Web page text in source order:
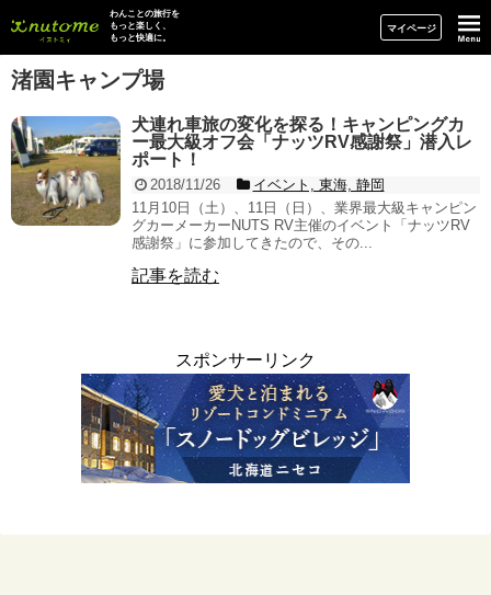
イヌトミィ
わんことの旅行を
もっと楽しく、
もっと快適に。
マイページ
渚園キャンプ場
犬連れ車旅の変化を探る！キャンピングカ
ー最大級オフ会「ナッツRV感謝祭」潜入レ
ポート！
2018/11/26
イベント, 東海, 静岡
11月10日（土）、11日（日）、業界最大級キャンピン
グカーメーカーNUTS RV主催のイベント「ナッツRV
感謝祭」に参加してきたので、その...
記事を読む
スポンサーリンク